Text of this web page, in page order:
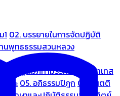
1 02. บรรยายในการจัดปฏิบัติ
นพุทธธรรมสวนหลวง
03. ปฏิสัมภิทามรรคและจูฬนิทเทส
ตกะ 05. อภิธรรมปิฎก 06. เนตติ